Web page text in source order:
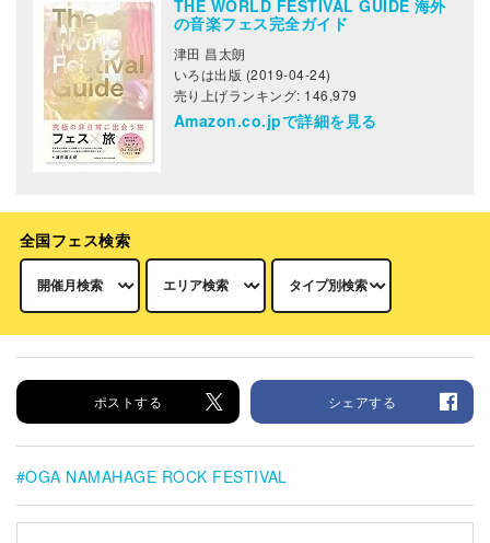
THE WORLD FESTIVAL GUIDE 海外
の音楽フェス完全ガイド
津田 昌太朗
いろは出版 (2019-04-24)
売り上げランキング: 146,979
Amazon.co.jpで詳細を見る
全国フェス検索
ポストする シェアする
OGA NAMAHAGE ROCK FESTIVAL